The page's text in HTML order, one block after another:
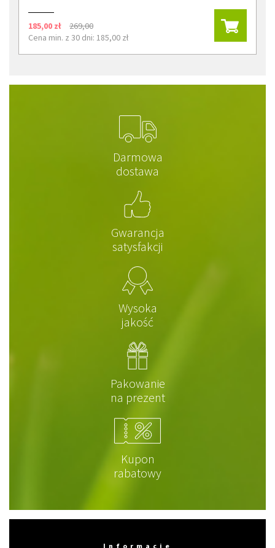
185,00 zł
269,00
Cena min. z 30 dni: 185,00 zł
Darmowa
dostawa
Gwarancja
satysfakcji
Wysoka
jakość
Pakowanie
na prezent
Kupon
rabatowy
Informacje